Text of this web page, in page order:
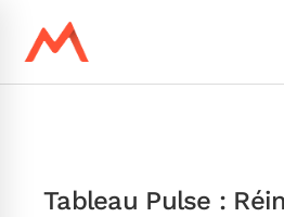
Tableau Pulse :